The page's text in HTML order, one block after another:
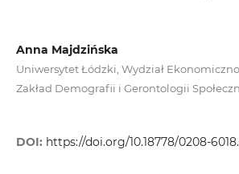
Anna Majdzińska
Uniwersytet Łódzki, Wydział
Zakład Demografii i Gerontologii
DOI: https://doi.org/10.18778/0208-